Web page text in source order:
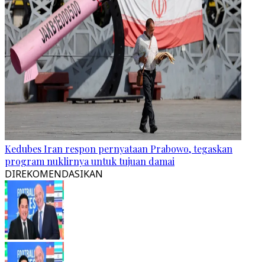
Kedubes Iran respon pernyataan Prabowo, tegaskan
program nuklirnya untuk tujuan damai
DIREKOMENDASIKAN